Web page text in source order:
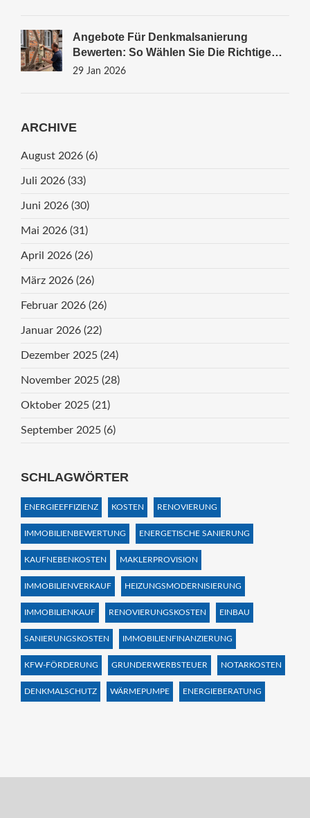
Angebote Für Denkmalsanierung
Bewerten: So Wählen Sie Die Richtige
Fachfirma Aus
29 Jan 2026
ARCHIVE
August 2026 (6)
Juli 2026 (33)
Juni 2026 (30)
Mai 2026 (31)
April 2026 (26)
März 2026 (26)
Februar 2026 (26)
Januar 2026 (22)
Dezember 2025 (24)
November 2025 (28)
Oktober 2025 (21)
September 2025 (6)
SCHLAGWÖRTER
ENERGIEEFFIZIENZ KOSTEN RENOVIERUNG
IMMOBILIENBEWERTUNG ENERGETISCHE SANIERUNG
KAUFNEBENKOSTEN MAKLERPROVISION
IMMOBILIENVERKAUF HEIZUNGSMODERNISIERUNG
IMMOBILIENKAUF RENOVIERUNGSKOSTEN EINBAU
SANIERUNGSKOSTEN IMMOBILIENFINANZIERUNG
KFW-FÖRDERUNG GRUNDERWERBSTEUER NOTARKOSTEN
DENKMALSCHUTZ WÄRMEPUMPE ENERGIEBERATUNG